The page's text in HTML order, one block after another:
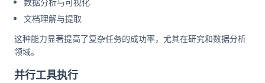
文档理解与提取
这种能力显著提高了复杂任务的成功率，尤其在研究和数据分析
领域。
并行工具执行